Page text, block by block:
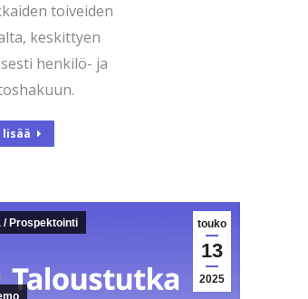
toiveiden
keskittyen
henkilö- ja
lisää
touko
13
2025
Prospektointi